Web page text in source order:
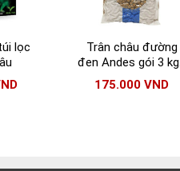
lọc
Trân châu đường
đen Andes gói 3
Trân châu đen
Andes nhập khẩu Đài
175.000VND